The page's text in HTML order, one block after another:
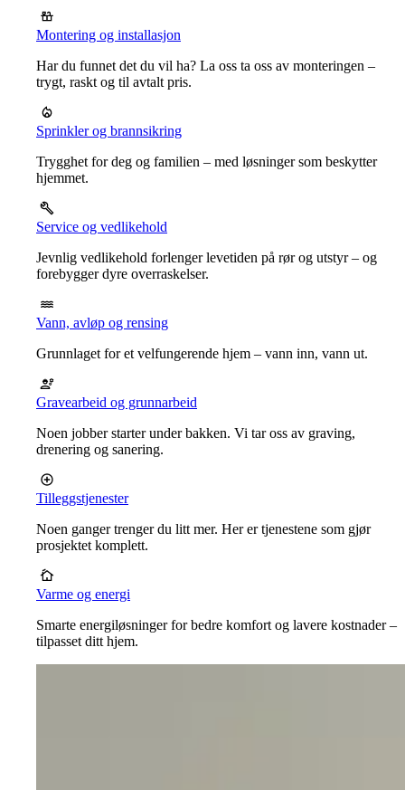
Montering og installasjon
Har du funnet det du vil ha? La oss ta oss av monteringen –
trygt, raskt og til avtalt pris.
Sprinkler og brannsikring
Trygghet for deg og familien – med løsninger som beskytter
hjemmet.
Service og vedlikehold
Jevnlig vedlikehold forlenger levetiden på rør og utstyr – og
forebygger dyre overraskelser.
Vann, avløp og rensing
Grunnlaget for et velfungerende hjem – vann inn, vann ut.
Gravearbeid og grunnarbeid
Noen jobber starter under bakken. Vi tar oss av graving,
drenering og sanering.
Tilleggstjenester
Noen ganger trenger du litt mer. Her er tjenestene som gjør
prosjektet komplett.
Varme og energi
Smarte energiløsninger for bedre komfort og lavere kostnader –
tilpasset ditt hjem.